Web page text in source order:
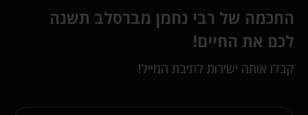
החכמה של רבי נחמן מברסלב תשנה
לכם את החיים!
קבלו אותה ישירות לתיבת המייל!